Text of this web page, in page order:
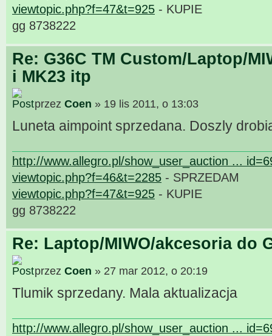
viewtopic.php?f=47&t=925 - KUPIE
gg 8738222
Re: G36C TM Custom/Laptop/
i MK23 itp
przez Coen » 19 lis 2011, o 13:03
Luneta aimpoint sprzedana. Doszly
http://www.allegro.pl/show_user_auction ...
viewtopic.php?f=46&t=2285 - SPRZEDAM
viewtopic.php?f=47&t=925 - KUPIE
gg 8738222
Re: Laptop/MIWO/akcesoria do
przez Coen » 27 mar 2012, o 20:19
Tlumik sprzedany. Mala aktualizacja
http://www.allegro.pl/show_user_auction ...